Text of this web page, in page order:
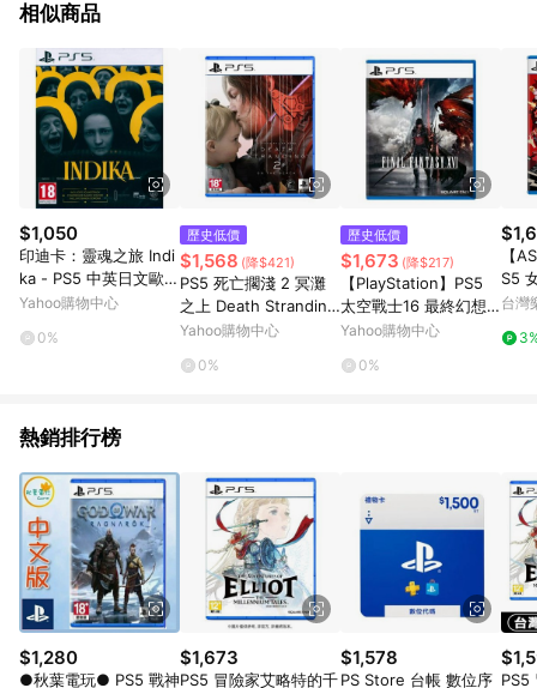
的購回饋活動享Yahoo超贈點回饋者 - 購物中心商店之商品：商
3. 訂單回饋金額將扣除運費/購物金/超贈點/福利金/紅利折抵/折
價券等虛擬貨幣折抵 4. 大宗採購或批發轉賣不具回饋資格： 如
有相關事證認定您為大宗採購、批發轉賣而非最終消費使用者，
相關認定以Yahoo購物中心之認定為準
相似商品
$1,050
印迪卡：靈魂之旅 Indi
ka - PS5 中英日文歐版
印蒂卡：非常修女
Yahoo購物中心
0%
歷史低價
$1,568 (降$421)
PS5 死亡擱淺 2 冥灘
之上 Death Stranding
2: On The Beach 中文
貨]
Yahoo購物中心
0%
歷史低價
$1,673 (降$217)
【PlayStation】PS5
太空戰士16 最終幻想 F
INAL FANTASY XVI 中
Yahoo購物中心
0%
【
S5
版
台灣
熱銷排行榜
$1,280
●秋葉電玩● PS5 戰神
$1,673
PS5 冒險家艾略特的千
$1,578
PS Store 台帳 數位序 PS5